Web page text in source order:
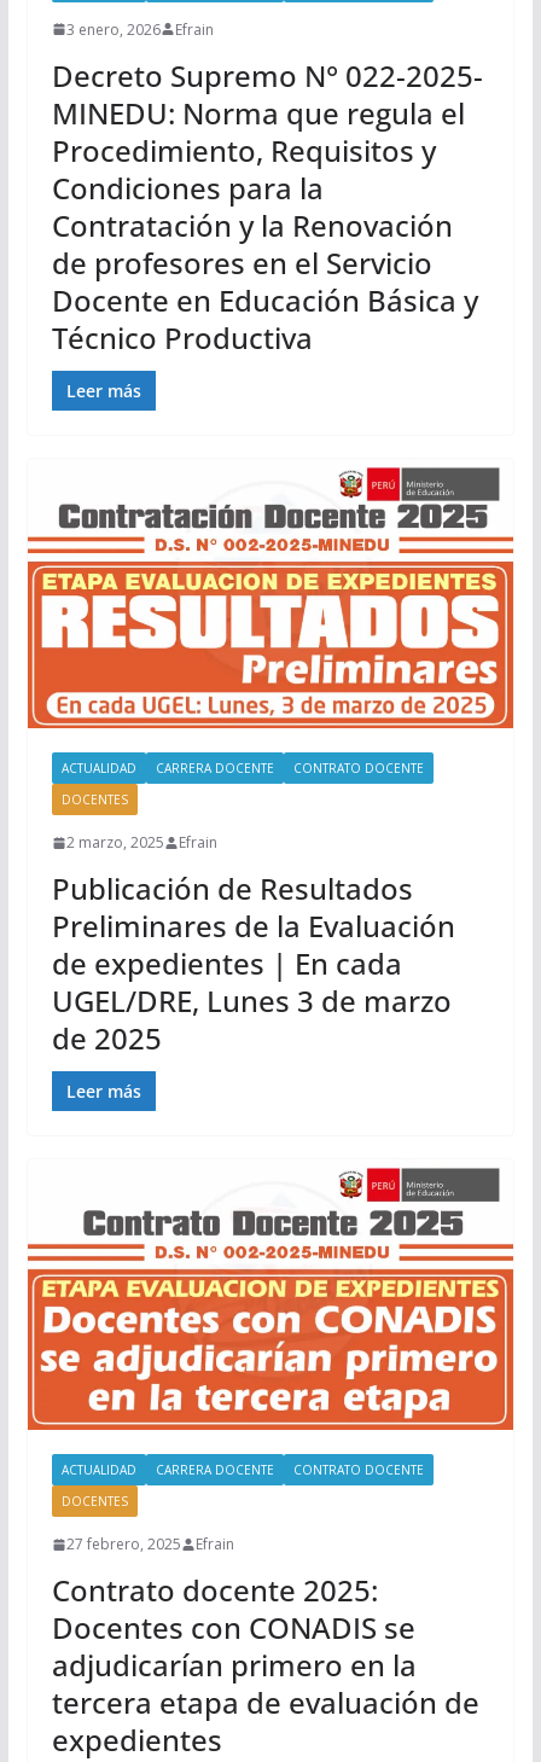
3 enero, 2026 Efrain
Decreto Supremo N° 022-2025-
MINEDU: Norma que regula el
Procedimiento, Requisitos y
Condiciones para la
Contratación y la Renovación
de profesores en el Servicio
Docente en Educación Básica y
Técnico Productiva
Leer más
ACTUALIDAD CARRERA DOCENTE
CONTRATO DOCENTE
DOCENTES
2 marzo, 2025 Efrain
Publicación de Resultados
Preliminares de la Evaluación
de expedientes | En cada
UGEL/DRE, Lunes 3 de marzo
de 2025
Leer más
ACTUALIDAD CARRERA DOCENTE
CONTRATO DOCENTE
DOCENTES
27 febrero, 2025 Efrain
Contrato docente 2025:
Docentes con CONADIS se
adjudicarían primero en la
tercera etapa de evaluación de
expedientes